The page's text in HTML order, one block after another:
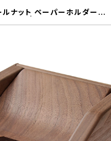
ルナット ペーパーホルダー角